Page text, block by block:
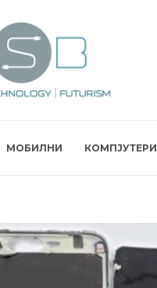
МОБИЛНИ КОМПЈУТЕРИ